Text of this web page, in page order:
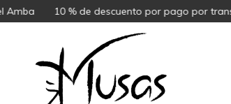
10 % de descuento por pago por transferencia